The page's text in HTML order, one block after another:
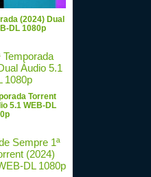
(2024) Dual
DL 1080p
Torrent
5.1 WEB-DL